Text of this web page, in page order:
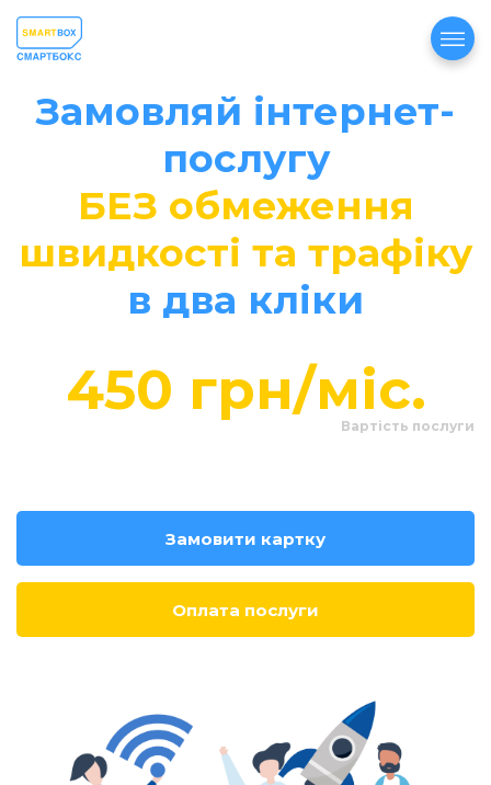
Замовляй інтернет-
послугу
БЕЗ обмеження
швидкості та трафіку
в два кліки
450 грн/міс.
Замовити картку
Оплата послуги